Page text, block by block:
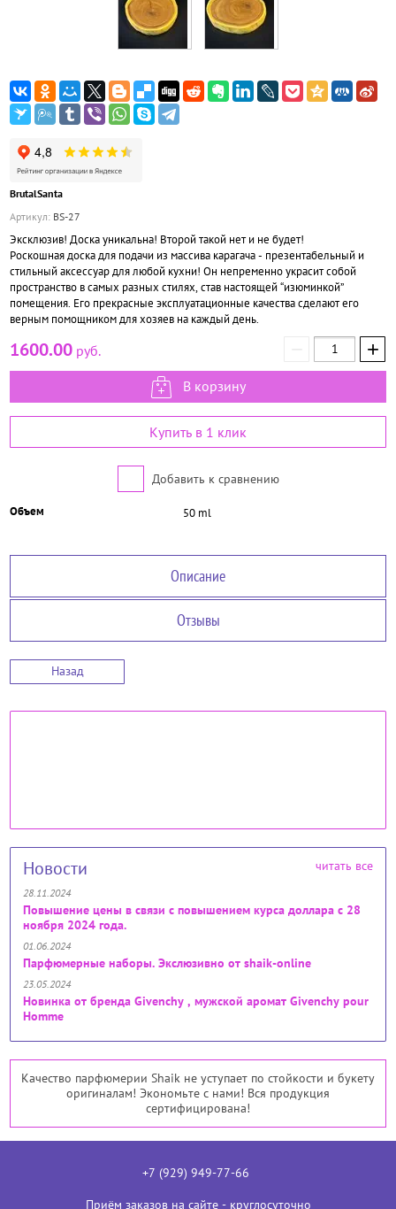
BrutalSanta
Артикул: BS-27
Эксклюзив! Доска уникальна! Второй такой нет и не будет!
Роскошная доска для подачи из массива карагача - презентабельный и
стильный аксессуар для любой кухни! Он непременно украсит собой
пространство в самых разных стилях, став настоящей “изюминкой”
помещения. Его прекрасные эксплуатационные качества сделают его
верным помощником для хозяев на каждый день.
1600.00 руб. +
В корзину
Купить в 1 клик
Добавить к сравнению
Объем 50 ml
Описание
Отзывы
Назад
Новости читать все
28.11.2024
Повышение цены в связи с повышением курса доллара с 28
ноября 2024 года.
01.06.2024
Парфюмерные наборы. Экслюзивно от shaik-online
23.05.2024
Новинка от бренда Givenchy , мужской аромат Givenchy pour
Homme
Качество парфюмерии Shaik не уступает по стойкости и букету
оригиналам! Экономьте с нами! Вся продукция
сертифицирована!
+7 (929) 949-77-66
Приём заказов на сайте - круглосуточно